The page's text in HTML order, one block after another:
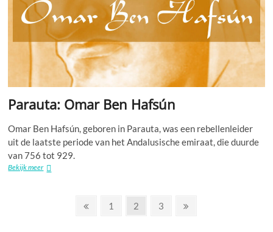
Parauta: Omar Ben Hafsún
Omar Ben Hafsún, geboren in Parauta, was een rebellenleider
uit de laatste periode van het Andalusische emiraat, die duurde
van 756 tot 929.
Bekijk meerParauta:
VorigePagina
1 Pagina
2 Pagina
3